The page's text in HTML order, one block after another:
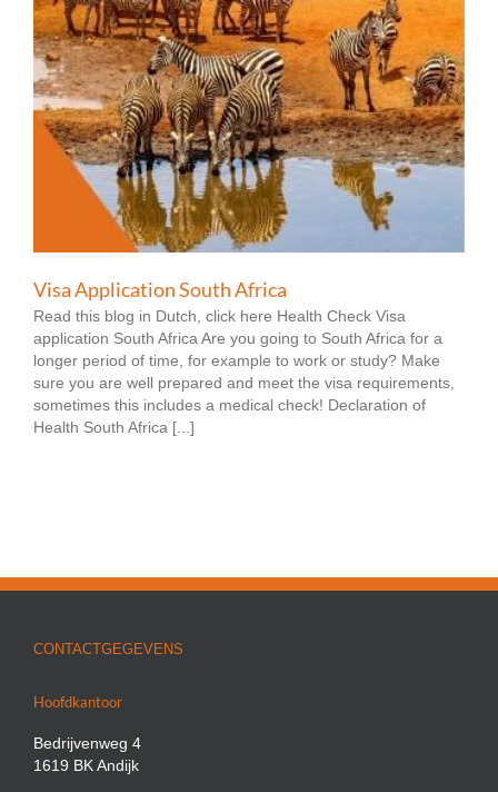
Visa Application South Africa
Read this blog in Dutch, click here Health Check Visa
application South Africa Are you going to South Africa for a
longer period of time, for example to work or study? Make
sure you are well prepared and meet the visa requirements,
sometimes this includes a medical check! Declaration of
Health South Africa [...]
CONTACTGEGEVENS
Hoofdkantoor
Bedrijvenweg 4
1619 BK Andijk